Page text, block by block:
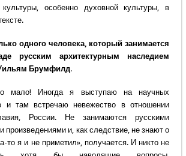
культуры, особенно духовной культуры, в
одного человека, который занимается
русским архитектурным наследием
Брумфилд.
мало! Иногда я выступаю на научных
и там встречаю невежество в отношении
России. Не занимаются русскими
произведениями и, как следствие, не знают о
то я и не приметил», получается. И никто не